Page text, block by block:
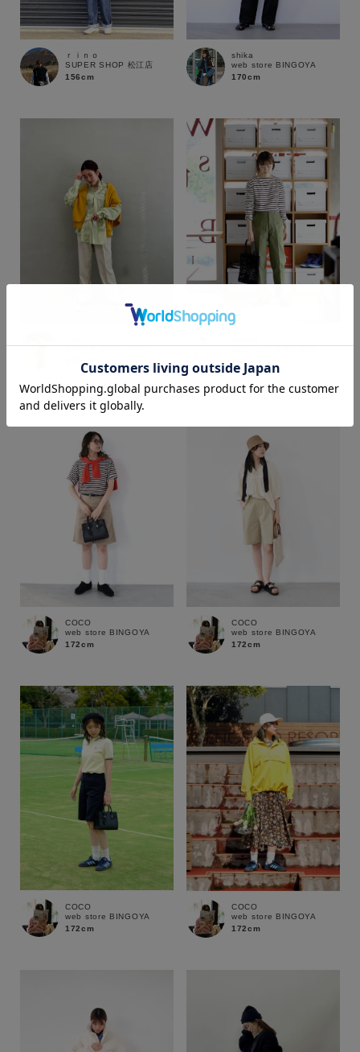
通常商品 予約商品
セール価格 WEB限定
在庫
在庫あり 在庫なし含む
ｒｉｎｏ
SUPER SHOP 松江店
156cm
shika
web store BINGOYA
170cm
SUPER SHOP 鳥取店
web store BINGOYA
COCO
web store BINGOYA
172cm
COCO
web store BINGOYA
172cm
COCO
web store BINGOYA
172cm
COCO
web store BINGOYA
172cm